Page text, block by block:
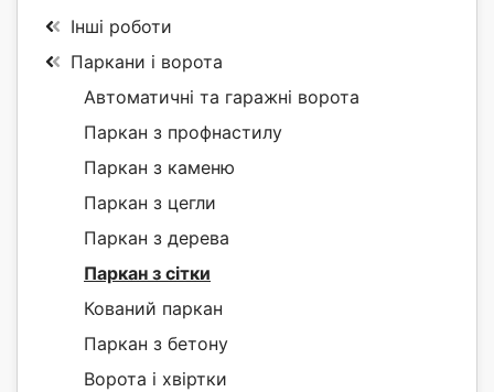
Інші роботи
Паркани і ворота
Автоматичні та гаражні ворота
Паркан з профнастилу
Паркан з каменю
Паркан з цегли
Паркан з дерева
Паркан з сітки
Кований паркан
Паркан з бетону
Ворота і хвіртки